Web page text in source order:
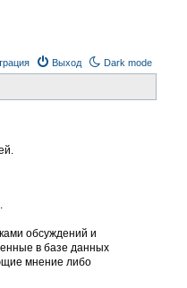
Dark mode
Выход
обсуждений и
в базе данных
мнение либо